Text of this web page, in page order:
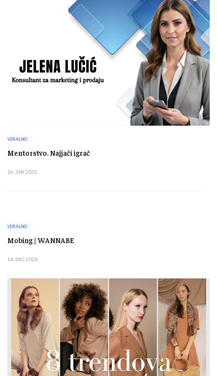
VIRALNO
Mentorstvo. Najjači igrač
16. JAN 2025.
VIRALNO
Mobing | WANNABE
14. DEC 2024.